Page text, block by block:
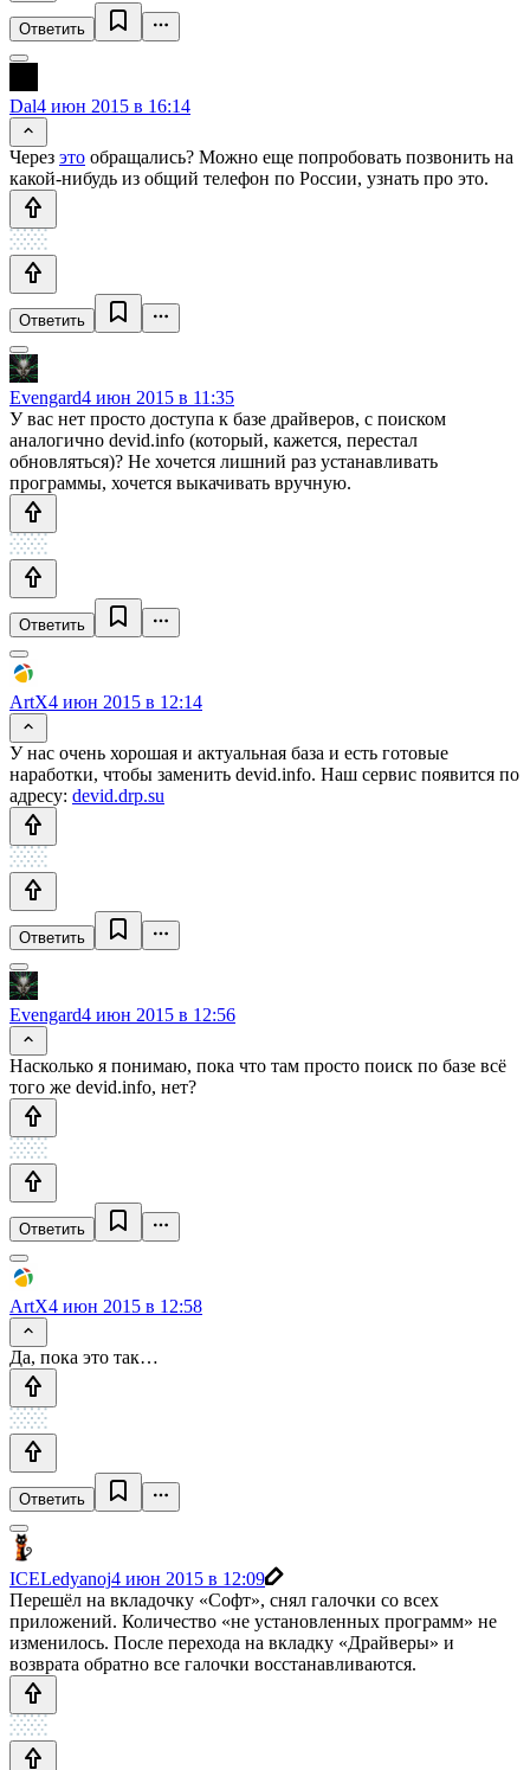
Ответить
Dal4 июн 2015 в 16:14
Через это обращались? Можно еще попробовать позвонить на
какой-нибудь из общий телефон по России, узнать про это.
Ответить
Evengard4 июн 2015 в 11:35
У вас нет просто доступа к базе драйверов, с поиском
аналогично devid.info (который, кажется, перестал
обновляться)? Не хочется лишний раз устанавливать
программы, хочется выкачивать вручную.
Ответить
ArtX4 июн 2015 в 12:14
У нас очень хорошая и актуальная база и есть готовые
наработки, чтобы заменить devid.info. Наш сервис появится по
адресу: devid.drp.su
Ответить
Evengard4 июн 2015 в 12:56
Насколько я понимаю, пока что там просто поиск по базе всё
того же devid.info, нет?
Ответить
ArtX4 июн 2015 в 12:58
Да, пока это так…
Ответить
ICELedyanoj4 июн 2015 в 12:09
Перешёл на вкладочку «Софт», снял галочки со всех
приложений. Количество «не установленных программ» не
изменилось. После перехода на вкладку «Драйверы» и
возврата обратно все галочки восстанавливаются.